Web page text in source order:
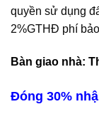
quyền sử dụng
2%GTHĐ phí
Bàn giao nhà:
Đóng 30%